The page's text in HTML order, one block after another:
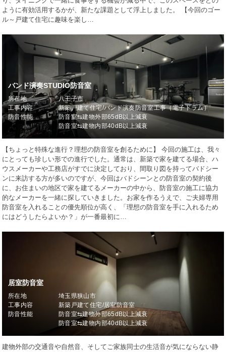
ように有効活用するかが、新たな課題として浮上しました。 【今回のゴー
ル～戸建て住宅に趣味を楽し…
バンド演奏STUDIO防音室
所在地
八王子市
工事内容
新築戸建て住宅/バンド演奏防音室工事（電子ドラム）
防音性能
防音室⇆建物外部65dB以上減衰
防音室⇆建物内部40dB以上減衰
【ちょっと特殊な進行？理想の防音室を創るために】 今回の施工は、我々
にとっても珍しい形での進行でした。通常は、新築で家を建てる場合、ハ
ウスメーカーや工務店がすでに決定しており、間取り図を持ってバドシー
ンに来訪する方が多いのですが、今回はバドシーンとの防音室の契約後
に、お住まいの地区で家を建てるメーカーの中から、防音室の施工に協力
的なメーカーを一緒に探していきました。お家を作るうえで、ご夫婦専用
防音室を入れることの優先順位が高く、「理想の防音室を手に入れるため
にはどうしたらよいか？」が一番最初に…
居室防音室
所在地
埼玉県狭山市
工事内容
新築戸建て住宅/居室防音室
防音性能
防音室⇆建物外部65dB以上減衰
防音室⇆建物内部40dB以上減衰
建物外部の交通音や自然音、そしてご家族同士の生活音が気にならない静